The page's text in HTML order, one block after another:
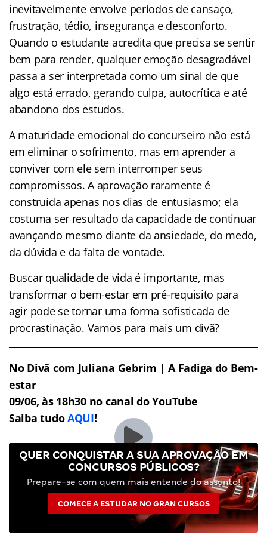
inevitavelmente envolve períodos de cansaço,
frustração, tédio, insegurança e desconforto.
Quando o estudante acredita que precisa se sentir
bem para render, qualquer emoção desagradável
passa a ser interpretada como um sinal de que
algo está errado, gerando culpa, autocrítica e até
abandono dos estudos.
A maturidade emocional do concurseiro não está
em eliminar o sofrimento, mas em aprender a
conviver com ele sem interromper seus
compromissos. A aprovação raramente é
construída apenas nos dias de entusiasmo; ela
costuma ser resultado da capacidade de continuar
avançando mesmo diante da ansiedade, do medo,
da dúvida e da falta de vontade.
Buscar qualidade de vida é importante, mas
transformar o bem-estar em pré-requisito para
agir pode se tornar uma forma sofisticada de
procrastinação. Vamos para mais um divã?
No Divã com Juliana Gebrim | A Fadiga do Bem-
estar
09/06, às 18h30 no canal do YouTube
Saiba tudoAQUI!
QUER CONQUISTAR A SUA APROVAÇÃO EM
CONCURSOS PÚBLICOS?
Prepare-se com quem mais entende do assunto!
COMECE A ESTUDAR NO GRAN CURSOS